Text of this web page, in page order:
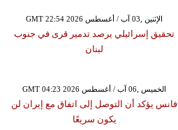
GMT 22:54 2026 الإثنين ,03 آب / أغسطس
تحقيق إسرائيلي يرصد تدمير قرى في جنوب
لبنان
GMT 04:23 2026 الخميس ,06 آب / أغسطس
فانس يؤكد أن التوصل إلى اتفاق مع إيران لن
يكون سريعًا